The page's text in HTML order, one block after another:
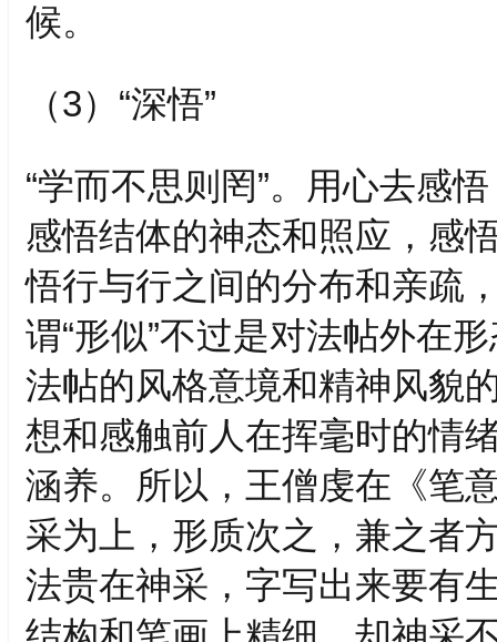
候。
（3）“深悟”
“学而不思则罔”。用心去感
感悟结体的神态和照应，感
悟行与行之间的分布和亲疏
谓“形似”不过是对法帖外在
法帖的风格意境和精神风貌
想和感触前人在挥毫时的情
涵养。所以，王僧虔在《笔
采为上，形质次之，兼之者
法贵在神采，字写出来要有